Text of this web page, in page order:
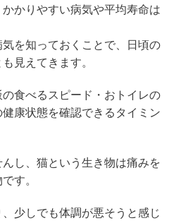
かりやすい病気や平均寿命は
を知っておくことで、日頃の
見えてきます。
食べるスピード・おトイレの
康状態を確認できるタイミン
し、猫という生き物は痛みを
す。
少しでも体調が悪そうと感じ